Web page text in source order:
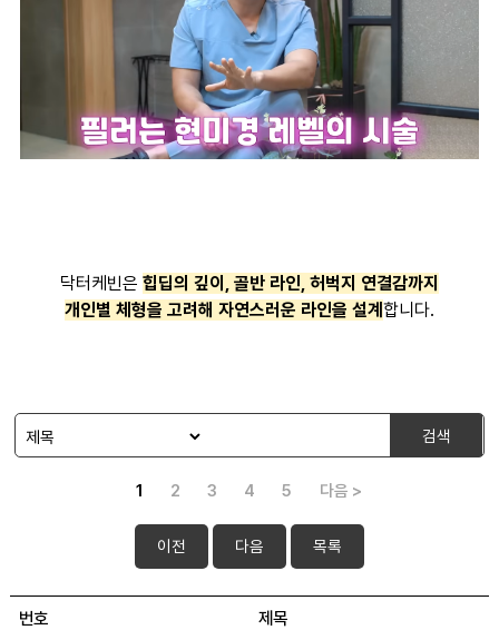
닥터케빈은 힙딥의 깊이, 골반 라인, 허벅지 연결감까지
개인별 체형을 고려해 자연스러운 라인을 설계 합니다.
검색
1 2 3 4 5 다음 >
이전 다음 목록
번호 제목